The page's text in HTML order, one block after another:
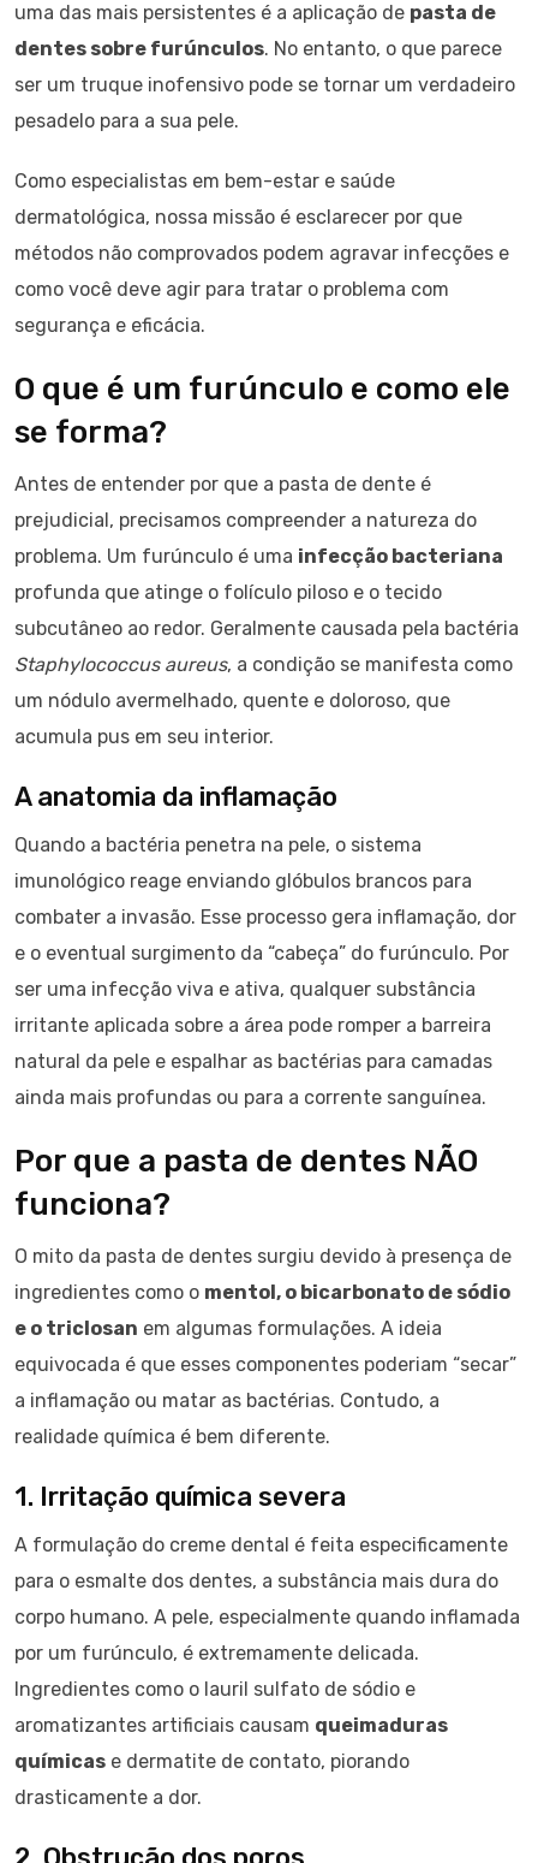
uma das mais persistentes é a aplicação de pasta de
dentes sobre furúnculos. No entanto, o que parece
ser um truque inofensivo pode se tornar um verdadeiro
pesadelo para a sua pele.
Como especialistas em bem-estar e saúde
dermatológica, nossa missão é esclarecer por que
métodos não comprovados podem agravar infecções e
como você deve agir para tratar o problema com
segurança e eficácia.
O que é um furúnculo e como ele
se forma?
Antes de entender por que a pasta de dente é
prejudicial, precisamos compreender a natureza do
problema. Um furúnculo é uma infecção bacteriana
profunda que atinge o folículo piloso e o tecido
subcutâneo ao redor. Geralmente causada pela bactéria
Staphylococcus aureus, a condição se manifesta como
um nódulo avermelhado, quente e doloroso, que
acumula pus em seu interior.
A anatomia da inflamação
Quando a bactéria penetra na pele, o sistema
imunológico reage enviando glóbulos brancos para
combater a invasão. Esse processo gera inflamação, dor
e o eventual surgimento da “cabeça” do furúnculo. Por
ser uma infecção viva e ativa, qualquer substância
irritante aplicada sobre a área pode romper a barreira
natural da pele e espalhar as bactérias para camadas
ainda mais profundas ou para a corrente sanguínea.
Por que a pasta de dentes NÃO
funciona?
O mito da pasta de dentes surgiu devido à presença de
ingredientes como o mentol, o bicarbonato de sódio
e o triclosan em algumas formulações. A ideia
equivocada é que esses componentes poderiam “secar”
a inflamação ou matar as bactérias. Contudo, a
realidade química é bem diferente.
1. Irritação química severa
A formulação do creme dental é feita especificamente
para o esmalte dos dentes, a substância mais dura do
corpo humano. A pele, especialmente quando inflamada
por um furúnculo, é extremamente delicada.
Ingredientes como o lauril sulfato de sódio e
aromatizantes artificiais causam queimaduras
químicas e dermatite de contato, piorando
drasticamente a dor.